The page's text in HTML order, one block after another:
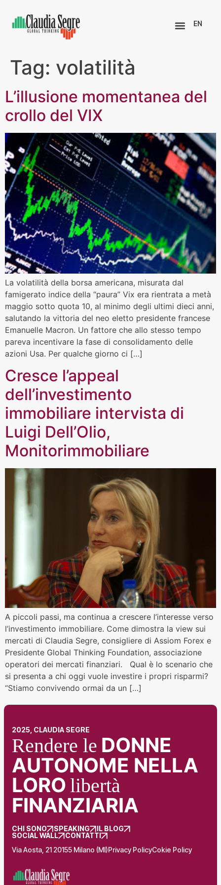
EN
Tag: volatilità
L’illusione momentanea del
crollo del VIX
La volatilità della borsa americana, misurata dal
famigerato indice della “paura” Vix era rientrata a metà
maggio sotto quota 10, al minimo degli ultimi dieci anni,
salutando la vittoria del neo eletto presidente francese
Emanuelle Macron. Un fattore che allo stesso tempo
pareva incentivare la fase di consolidamento delle
azioni Usa. Per qualche giorno ci […]
Cresce l’appeal
dell’investimento
immobiliare intervista di
Luigi Dell’Olio,
Monitorimmobiliare
A piccoli passi, ma continua a crescere l’interesse verso
l’investimento immobiliare. Come dimostra la view sui
mercati di Claudia Segre, consigliere di Assiom Forex e
Presidente Global Thinking Foundation, associazione
operatori dei mercati finanziari. Qual è lo scenario che
si presenta a chi oggi vuole investire i propri risparmi?
“Stiamo convivendo ormai da un […]
2025, CLAUDIA SEGRE
Rendere le DONNE
AUTONOME NELLA
LORO libertà
FINANZIARIA
CHI SONO SPEAKING
IL BLOG
SOCIAL WALL
CONTATTI
Via Aosta, 21 20155 Milano (MI)Privacy PolicyCokie Policy